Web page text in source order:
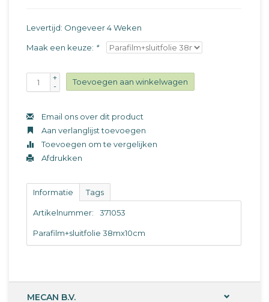
Levertijd: Ongeveer 4 Weken
Maak een keuze: *
+
-
Toevoegen aan winkelwagen
Email ons over dit product
Aan verlanglijst toevoegen
Toevoegen om te vergelijken
Afdrukken
Informatie Tags
Artikelnummer: 371053
Parafilm+sluitfolie 38mx10cm
MECAN B.V.